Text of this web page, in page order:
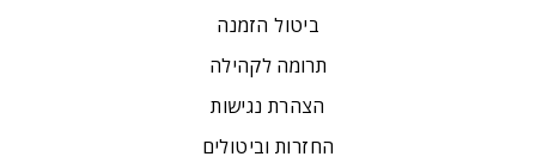
ביטול הזמנה
תרומה לקהילה
הצהרת נגישות
החזרות וביטולים